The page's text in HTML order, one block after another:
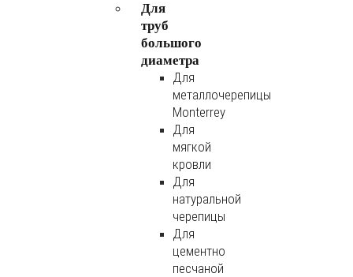
Для
труб
большого
диаметра
Для
металлочерепицы
Monterrey
Для
мягкой
кровли
Для
натуральной
черепицы
Для
цементно
песчаной